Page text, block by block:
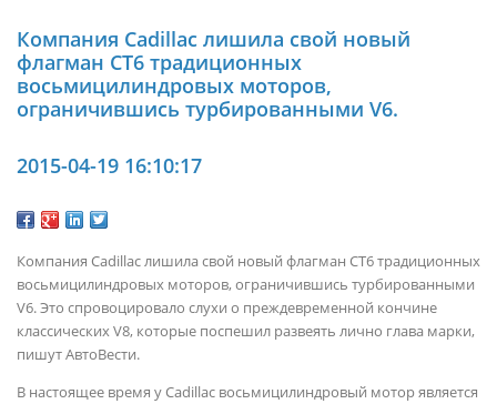
Компания Cadillac лишила свой новый
флагман CT6 традиционных
восьмицилиндровых моторов,
ограничившись турбированными V6.
2015-04-19 16:10:17
Компания Cadillac лишила свой новый флагман CT6 традиционных
восьмицилиндровых моторов, ограничившись турбированными
V6. Это спровоцировало слухи о преждевременной кончине
классических V8, которые поспешил развеять лично глава марки,
пишут АвтоВести.
В настоящее время у Cadillac восьмицилиндровый мотор является